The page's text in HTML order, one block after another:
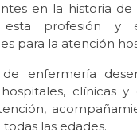
en la historia
esta profesión y
para la atención
enfermería
clínicas
las edades.